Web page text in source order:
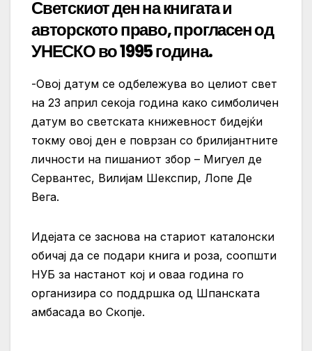
Светскиот ден на книгата и
авторското право, прогласен од
УНЕСКО во 1995 година.
-Овој датум се одбележува во целиот свет
на 23 април секоја година како симболичен
датум во светската книжевност бидејќи
токму овој ден е поврзан со брилијантните
личности на пишаниот збор – Мигуел де
Сервантес, Вилијам Шекспир, Лопе Де
Вега.
Идејата се заснова на стариот каталонски
обичај да се подари книга и роза, соопшти
НУБ за настанот кој и оваа година го
организира со поддршка од Шпанската
амбасада во Скопје.